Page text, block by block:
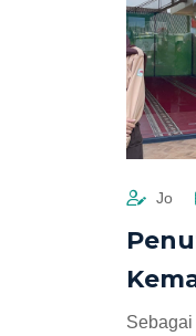
Jo
Sebagai